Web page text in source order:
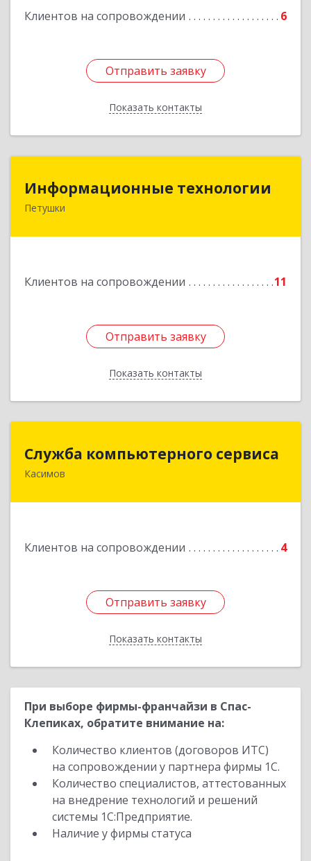
Клиентов на сопровождении 6
Отправить заявку
Показать контакты
Отправить заявку
Назад
Информационные технологии
Петушки
Клиентов на сопровождении 11
Отправить заявку
Показать контакты
Информационные технологии
Отправить заявку
Назад
Служба компьютерного сервиса
Касимов
Клиентов на сопровождении 4
Отправить заявку
Показать контакты
Служба компьютерного сервиса
391300, Рязанская обл., г.Касимов, ул.Советская
Отправить заявку
Назад
При выборе фирмы-франчайзи в Спас-
Клепиках, обратите внимание на:
Количество клиентов (договоров ИТС)
на сопровождении у партнера фирмы 1С.
Количество специалистов, аттестованных
на внедрение технологий и решений
системы 1С:Предприятие.
Наличие у фирмы статуса